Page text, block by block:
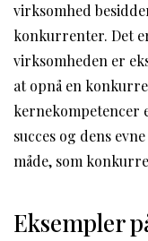
virksomhed
konkurrenter. Det
virksomheden er
at opnå en
kernekompetencer
succes og dens
måde, som
Eksempler